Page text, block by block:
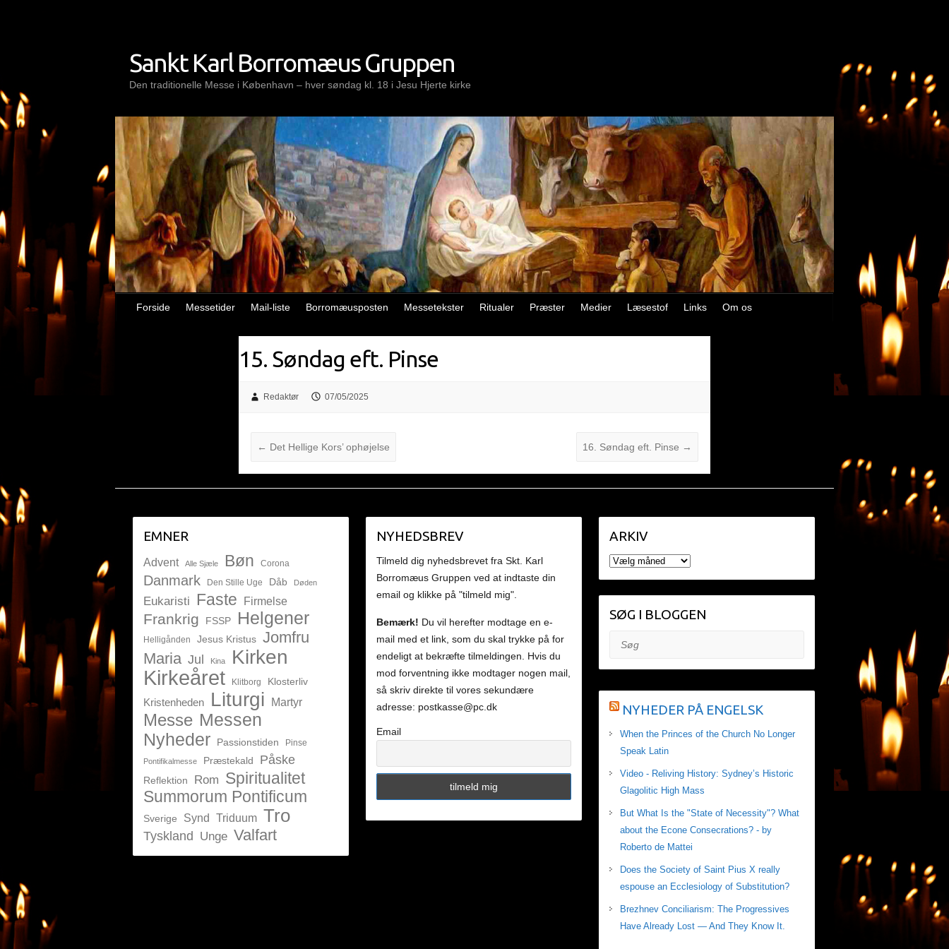
Sankt Karl Borromæus Gruppen
Den traditionelle Messe i København – hver søndag kl. 18 i Jesu Hjerte kirke
Forside Messetider Mail-liste Borromæusposten Messetekster Ritualer Præster Medier Læsestof Links Om os
15. Søndag eft. Pinse
Redaktør 07/05/2025
← Det Hellige Kors’ ophøjelse 16. Søndag eft. Pinse →
EMNER
Advent Alle Sjæle Bøn Corona
Danmark Den Stille Uge Dåb Døden
Eukaristi Faste Firmelse
Frankrig FSSP Helgener
Helligånden Jesus Kristus Jomfru
Maria Jul Kina Kirken
Kirkeåret Klitborg Klosterliv
Kristenheden Liturgi Martyr
Messe Messen
Nyheder
Passionstiden Pinse
Pontifikalmesse Præstekald Påske
Reflektion Rom Spiritualitet
Summorum Pontificum
Sverige Synd Triduum Tro
Tyskland Unge Valfart
NYHEDSBREV
Tilmeld dig nyhedsbrevet fra Skt. Karl
Borromæus Gruppen ved at indtaste din
email og klikke på "tilmeld mig".
Bemærk! Du vil herefter modtage en e-
mail med et link, som du skal trykke på for
endeligt at bekræfte tilmeldingen. Hvis du
mod forventning ikke modtager nogen mail,
så skriv direkte til vores sekundære
adresse: postkasse@pc.dk
Email
ARKIV
ARKIV
SØG I BLOGGEN
Søg
NYHEDER PÅ ENGELSK
When the Princes of the Church No Longer
Speak Latin
Video - Reliving History: Sydney’s Historic
Glagolitic High Mass
But What Is the "State of Necessity"? What
about the Econe Consecrations? - by
Roberto de Mattei
Does the Society of Saint Pius X really
espouse an Ecclesiology of Substitution?
Brezhnev Conciliarism: The Progressives
Have Already Lost — And They Know It.